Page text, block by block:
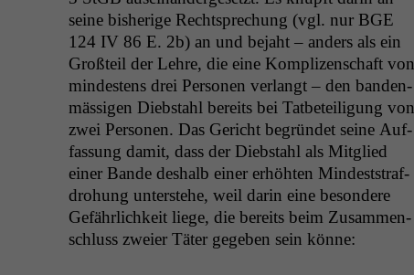
seine bish­erige Recht­sprechung (vgl. nur BGE
124 IV86 E. 2b) an und bejaht – anders als ein
Großteil der Lehre, die eine Kom­plizen­schaft von
min­destens drei Per­so­n­en ver­langt – den ban­den­
mäs­si­gen Dieb­stahl bere­its bei Tat­beteili­gung von
zwei Per­so­n­en. Das Gericht begrün­det seine Auf­
fas­sung damit, dass der Dieb­stahl als Mit­glied
ein­er Bande deshalb ein­er erhöht­en Min­dest­straf­
dro­hung unter­ste­he, weil darin eine beson­dere
Gefährlichkeit liege, die bere­its beim Zusam­men­
schluss zweier Täter gegeben sein könne: